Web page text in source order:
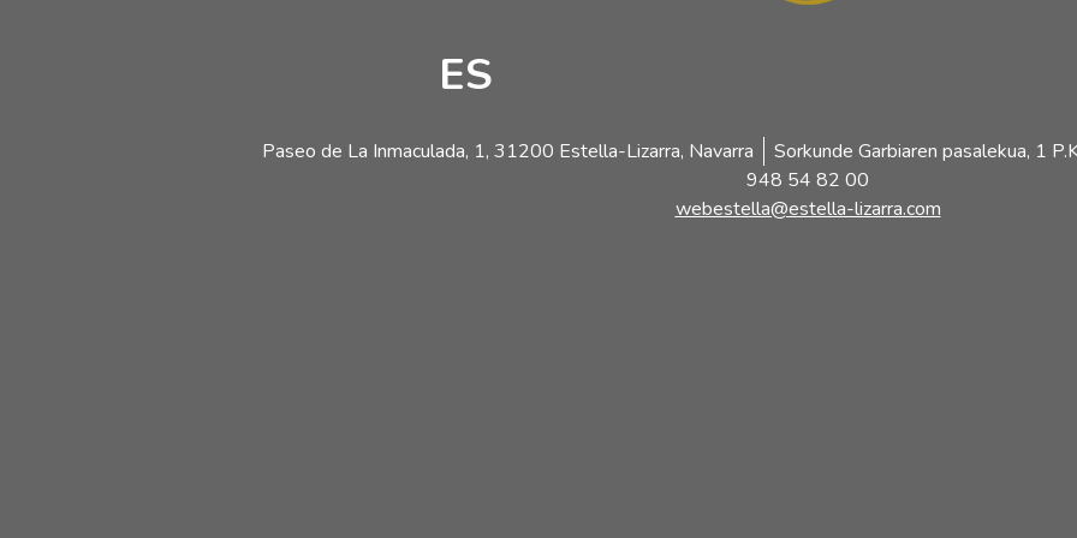
ES
Paseo de La Inmaculada, 1, 31200 Estella-Lizarra, Navarra
Sorkunde Garbiaren pasalekua, 1
948 54 82 00
webestella@estella-lizarra.com